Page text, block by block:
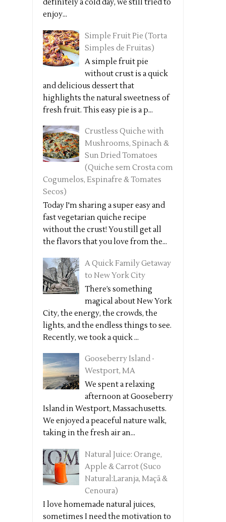
definitely a cold day, we still tried to
enjoy...
Simple Fruit Pie (Torta
Simples de Fruitas)
A simple fruit pie
without crust is a quick
and delicious dessert that
highlights the natural sweetness of
fresh fruit. This easy pie is a p...
Crustless Quiche with
Mushrooms, Spinach &
Sun Dried Tomatoes
(Quiche sem Crosta com
Cogumelos, Espinafre & Tomates
Secos)
Today I'm sharing a super easy and
fast vegetarian quiche recipe
without the crust! You still get all
the flavors that you love from the...
A Quick Family Getaway
to New York City
There’s something
magical about New York
City, the energy, the crowds, the
lights, and the endless things to see.
Recently, we took a quick ...
Gooseberry Island -
Westport, MA
We spent a relaxing
afternoon at Gooseberry
Island in Westport, Massachusetts.
We enjoyed a peaceful nature walk,
taking in the fresh air an...
Natural Juice: Orange,
Apple & Carrot (Suco
Natural:Laranja, Maçã &
Cenoura)
I love homemade natural juices,
sometimes I need the motivation to